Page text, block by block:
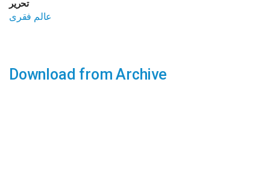
تحریر
عالم فقری
Download from Archive